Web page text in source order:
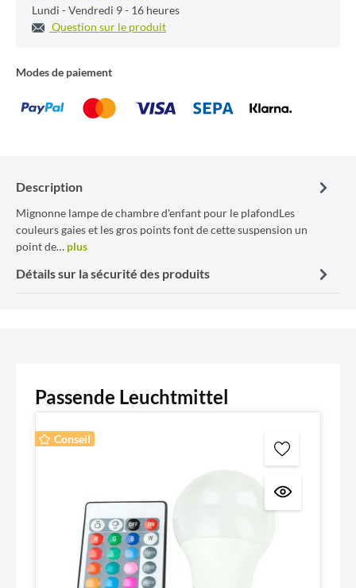
Lundi - Vendredi 9 - 16 heures
Question sur le produit
Modes de paiement
Description
Mignonne lampe de chambre d'enfant pour le plafondLes
couleurs gaies et les gros points font de cette suspension un
point de… plus
Détails sur la sécurité des produits
Passende Leuchtmittel
Conseil